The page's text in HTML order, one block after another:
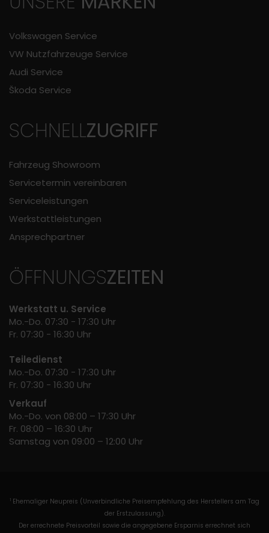
Volkswagen Service
VW Nutzfahrzeuge Service
Audi Service
Škoda Service
SCHNELLZUGRIFF
Fahrzeug Showroom
Servicetermin vereinbaren
Serviceleistungen
Werkstattleistungen
Ansprechpartner
ÖFFNUNGSZEITEN
Werkstatt u. Service
Mo.-Do. 07:30 - 17:30 Uhr
Fr. 07:30 - 16:30 Uhr
Teiledienst
Mo.-Do. 07:30 - 17:30 Uhr
Fr. 07:30 - 16:30 Uhr
Verkauf
Mo.-Do. von 08:00 – 17:30 Uhr
Fr. 08:00 – 16:30 Uhr
Samstag von 09:00 – 12:00 Uhr
1 Ehemaliger Neupreis (Unverbindliche Preisempfehlung des Herstellers am Tag
der Erstzulassung).
Der errechnete Preisvorteil sowie die angegebene Ersparnis errechnet sich